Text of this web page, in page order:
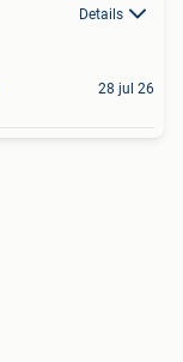
Details
28 jul 26